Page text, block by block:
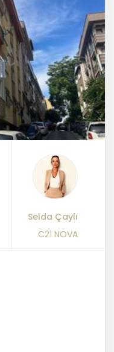
Selda Çaylı
C21 NOVA